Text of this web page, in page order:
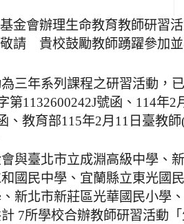
金會辦理生命教育教師研習
請 貴校鼓勵教師踴躍參加
三年系列課程之研習活動，
第1132600242J號函、114年
、教育部115年2月11日臺教
與臺北市立成淵高級中學、
國民中學、宜蘭縣立東光國
新北市新莊區光華國民小學
7所學校合辦教師研習活動